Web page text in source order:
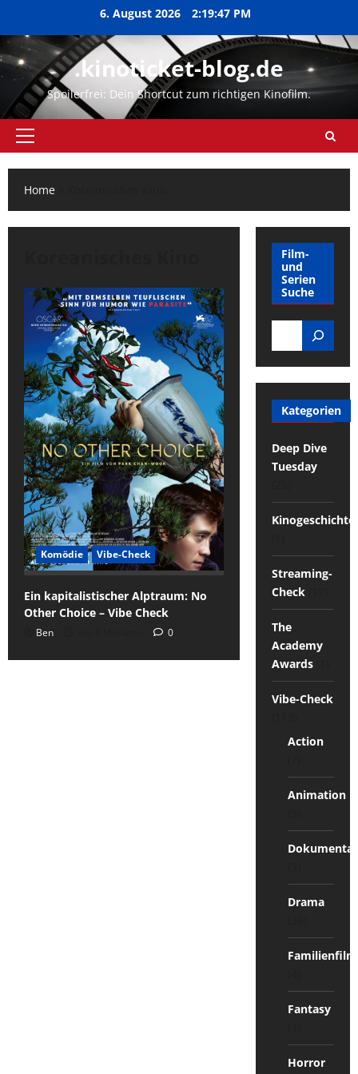
springen
6. August 2026 2:19:48 PM
.kinoticket-blog.de
Spoilerfrei: Dein Shortcut zum richtigen Kinofilm.
Primäres
Home
Komödie Vibe-Check
Ein kapitalistischer Alptraum: No
Other Choice – Vibe Check
Ben 0
Film-
und
Serien
Suche
Search
Kategorien
Deep Dive
Tuesday
Kinogeschichte
Streaming-
Check(17)
The
Academy
Awards(1)
Vibe-Check
Action
Animation
Drama
Familienfilm
Fantasy
Horror